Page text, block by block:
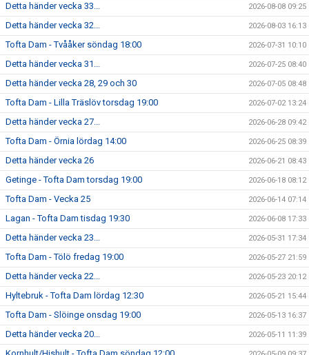
Detta händer vecka 33... 2026-08-08 09:25
Detta händer vecka 32... 2026-08-03 16:13
Tofta Dam - Tvååker söndag 18:00 2026-07-31 10:10
Detta händer vecka 31... 2026-07-25 08:40
Detta händer vecka 28, 29 och 30 2026-07-05 08:48
Tofta Dam - Lilla Träslöv torsdag 19:00 2026-07-02 13:24
Detta händer vecka 27... 2026-06-28 09:42
Tofta Dam - Örnia lördag 14:00 2026-06-25 08:39
Detta händer vecka 26 2026-06-21 08:43
Getinge - Tofta Dam torsdag 19:00 2026-06-18 08:12
Tofta Dam - Vecka 25 2026-06-14 07:14
Lagan - Tofta Dam tisdag 19:30 2026-06-08 17:33
Detta händer vecka 23... 2026-05-31 17:34
Tofta Dam - Tölö fredag 19:00 2026-05-27 21:59
Detta händer vecka 22... 2026-05-23 20:12
Hyltebruk - Tofta Dam lördag 12:30 2026-05-21 15:44
Tofta Dam - Slöinge onsdag 19:00 2026-05-13 16:37
Detta händer vecka 20... 2026-05-11 11:39